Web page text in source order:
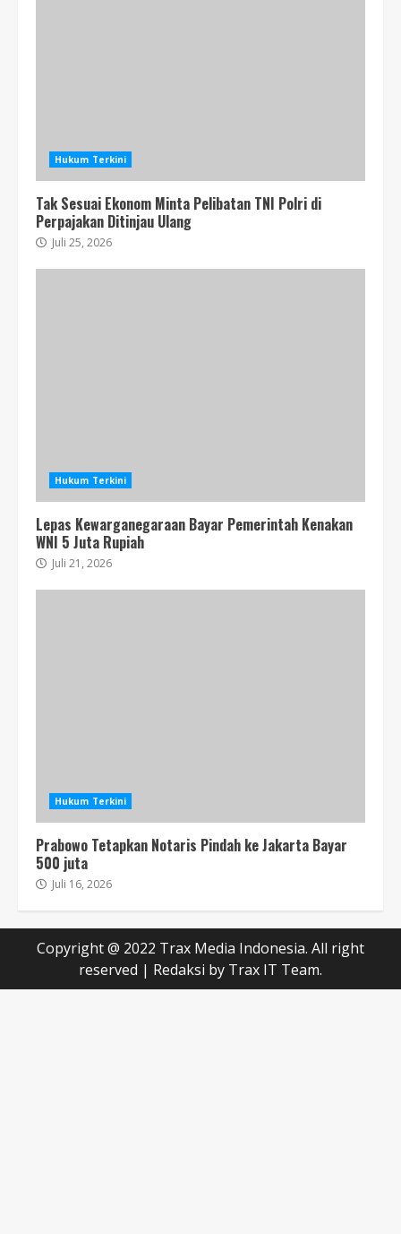
Hukum Terkini
Tak Sesuai Ekonom Minta Pelibatan TNI Polri di
Perpajakan Ditinjau Ulang
Juli 25, 2026
Hukum Terkini
Lepas Kewarganegaraan Bayar Pemerintah Kenakan
WNI 5 Juta Rupiah
Juli 21, 2026
Hukum Terkini
Prabowo Tetapkan Notaris Pindah ke Jakarta Bayar
500 juta
Juli 16, 2026
Copyright @ 2022 Trax Media Indonesia. All right
reserved | Redaksi by Trax IT Team.